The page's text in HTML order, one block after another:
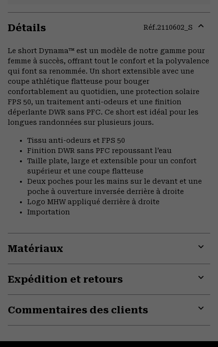
Détails Réf.2110602_S
Le short Dynama™ est un modèle de notre gamme pour
femme à succès, offrant tout le confort et la polyvalence
qui font sa renommée. Un short extensible avec une
coupe athlétique flatteuse pour bouger
confortablement au quotidien, une protection solaire
FPS 50, un traitement anti-odeurs et une finition
déperlante DWR sans PFC. Ce short est idéal pour les
longues randonnées sur plusieurs jours.
Tissu anti-odeurs et FPS 50
Finition DWR sans PFC repoussant l’eau
Taille plate, large et extensible pour un confort
supérieur et une coupe flatteuse
Deux poches pour les mains sur le devant et une
poche à ouverture inversée derrière à droite
Logo MHW appliqué derrière à droite
Importation
Matériaux
Expédition et retours
Commentaires des clients